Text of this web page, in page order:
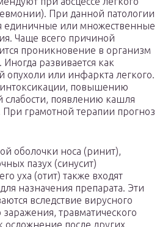
При данной патологии
единичные или множественные
Чаще всего причиной
проникновение в организм
развивается как
опухоли или инфаркта легкого.
интоксикации, повышению
появлению кашля
грамотной терапии прогноз
оболочки носа (ринит),
пазух (синусит)
уха (отит) также входят
назначения препарата. Эти
вследствие вирусного
травматического
осложнение после других